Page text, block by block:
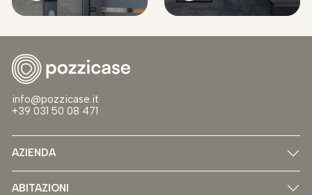
info@pozzicase.it
+39 031 50 08 471
AZIENDA
ABITAZIONI